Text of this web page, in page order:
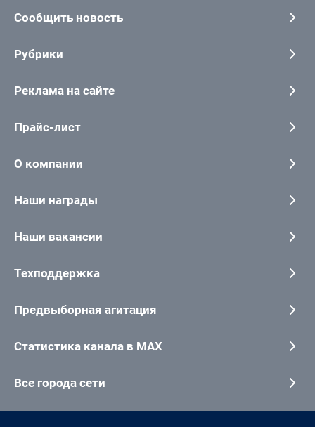
Сообщить новость
Рубрики
Реклама на сайте
Прайс-лист
О компании
Наши награды
Наши вакансии
Техподдержка
Предвыборная агитация
Статистика канала в MAX
Все города сети